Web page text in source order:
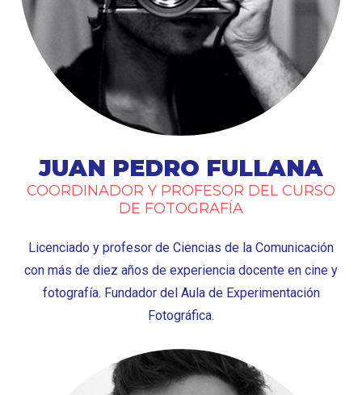
JUAN PEDRO FULLANA
COORDINADOR Y PROFESOR DEL CURSO
DE FOTOGRAFÍA
Licenciado y profesor de Ciencias de la Comunicación
con más de diez años de experiencia docente en cine y
fotografía. Fundador del Aula de Experimentación
Fotográfica.